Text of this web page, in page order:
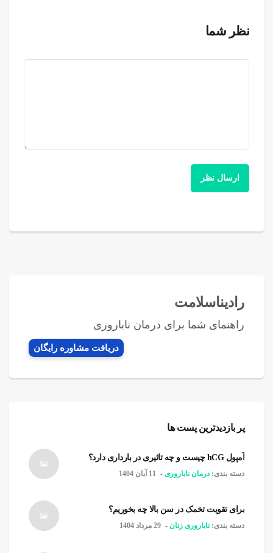
نظر شما
رادیناسلامت
راهنمای شما برای درمان ناباروری
دریافت مشاوره رایگان
پر بازدیدترین پست ها
آمپول hCG چیست و چه تاثیری در بارداری دارد؟
دسته بندی: درمان ناباروری 11 آبان 1404
برای تقویت تخمک در سن بالا چه بخوریم؟
دسته بندی: ناباروری زنان 29 مرداد 1404